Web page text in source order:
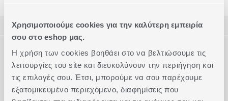
Χρησιμοποιούμε cookies για την καλύτερη εμπειρία
σου στο eshop μας.
Η χρήση των cookies βοηθάει στο να βελτιώσουμε τις
λειτουργίες του site και διευκολύνουν την περιήγηση και
τις επιλογές σου. Έτσι, μπορούμε να σου παρέχουμε
εξατομικευμένο περιεχόμενο, διαφημίσεις που
ΠΕΡΙΓΡΑΦΗ
Κουβερλί υπέρδιπλο διάστασης 230x240cm, με ύφασμα από
100% microfiber και γέμισμα πολυέστερα.
Συνδυάζεται με ιδίου σχεδίου σετ μαξιλαροθήκες 2 τεμαχίων.
Διάσταση Υπέρδιπλα
Ποιότητα 100% Μικροΐνες
Συμπληρώστε το Look